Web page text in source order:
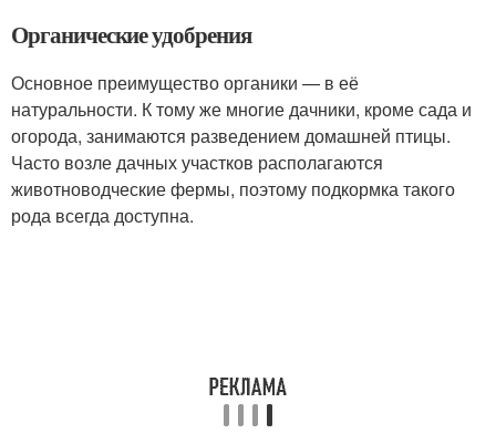
Органические удобрения
Основное преимущество органики — в её
натуральности. К тому же многие дачники, кроме сада и
огорода, занимаются разведением домашней птицы.
Часто возле дачных участков располагаются
животноводческие фермы, поэтому подкормка такого
рода всегда доступна.